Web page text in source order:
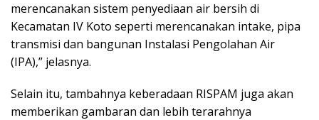
merencanakan sistem penyediaan air bersih di
Kecamatan IV Koto seperti merencanakan intake, pipa
transmisi dan bangunan Instalasi Pengolahan Air
(IPA),” jelasnya.
Selain itu, tambahnya keberadaan RISPAM juga akan
memberikan gambaran dan lebih terarahnya